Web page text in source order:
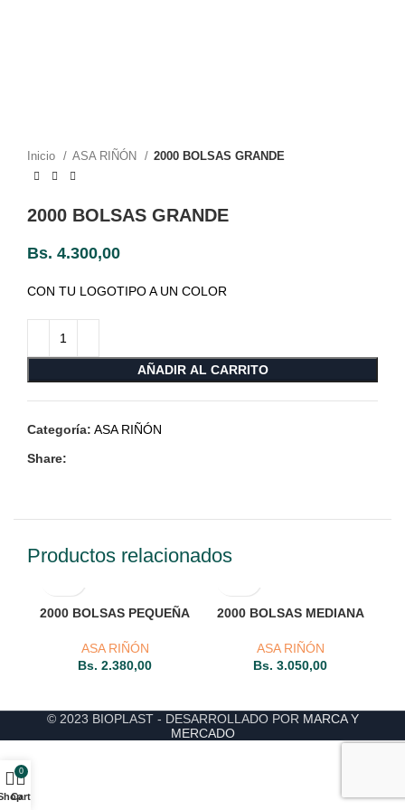
Inicio ASA RIÑÓN 2000 BOLSAS GRANDE
2000 BOLSAS GRANDE
Bs. 4.300,00
CON TU LOGOTIPO A UN COLOR
AÑADIR AL CARRITO
Categoría: ASA RIÑÓN
Share:
Productos relacionados
2000 BOLSAS PEQUEÑA
ASA RIÑÓN
Bs. 2.380,00
2000 BOLSAS MEDIANA
ASA RIÑÓN
Bs. 3.050,00
© 2023 BIOPLAST - DESARROLLADO POR MARCA Y
MERCADO
0
Cart